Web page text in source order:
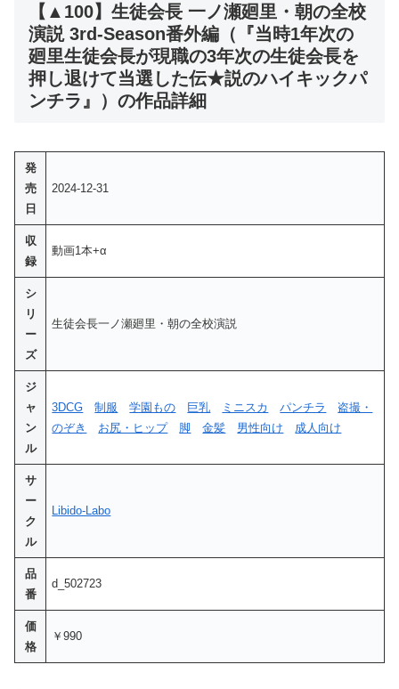
【▲100】生徒会長 一ノ瀬廻里・朝の全校
演説 3rd-Season番外編（『当時1年次の
廻里生徒会長が現職の3年次の生徒会長を
押し退けて当選した伝★説のハイキックパ
ンチラ』）の作品詳細
発
売
日
2024-12-31
収
録
動画1本+α
シ
リ
ー
ズ
生徒会長一ノ瀬廻里・朝の全校演説
ジ
ャ
ン
ル
3DCG 制服 学園もの 巨乳 ミニスカ パンチラ
盗撮・
のぞき
お尻・ヒップ 脚 金髪 男性向け 成人向け
サ
ー
ク
ル
Libido-Labo
品
番
d_502723
価
格
￥990